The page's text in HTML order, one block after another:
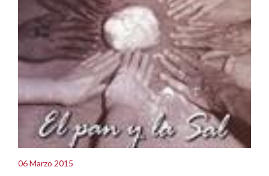
06 Marzo 2015